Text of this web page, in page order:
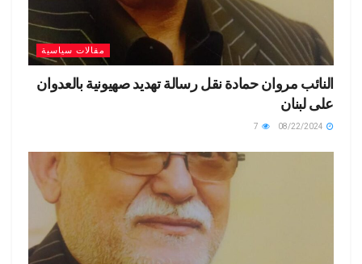
مقالات سياسية
النائب مروان حمادة نقل رسالة تهديد صهيونية بالعدوان
على لبنان